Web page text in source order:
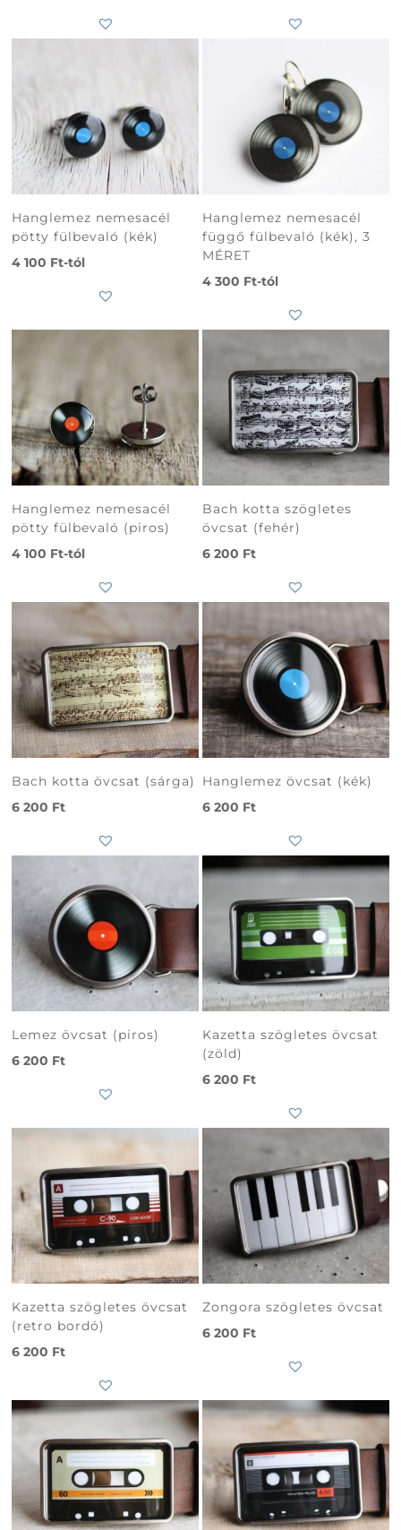
Hanglemez nemesacél
pötty fülbevaló (kék)
4 100 Ft-tól
Hanglemez nemesacél
függő fülbevaló (kék), 3
MÉRET
4 300 Ft-tól
Hanglemez nemesacél
pötty fülbevaló (piros)
4 100 Ft-tól
Bach kotta szögletes
övcsat (fehér)
6 200 Ft
Bach kotta övcsat (sárga)
6 200 Ft
Hanglemez övcsat (kék)
6 200 Ft
Lemez övcsat (piros)
6 200 Ft
Kazetta szögletes övcsat
(zöld)
6 200 Ft
Kazetta szögletes övcsat
(retro bordó)
6 200 Ft
Zongora szögletes övcsat
6 200 Ft
Subtotal 0Ft